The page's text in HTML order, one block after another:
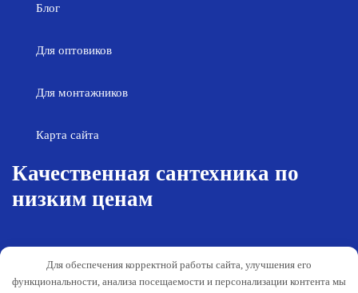
Блог
Для оптовиков
Для монтажников
Карта сайта
Качественная сантехника по
низким ценам
Гарантия и обслуживание
Для обеспечения корректной работы сайта, улучшения его
функциональности, анализа посещаемости и персонализации контента мы